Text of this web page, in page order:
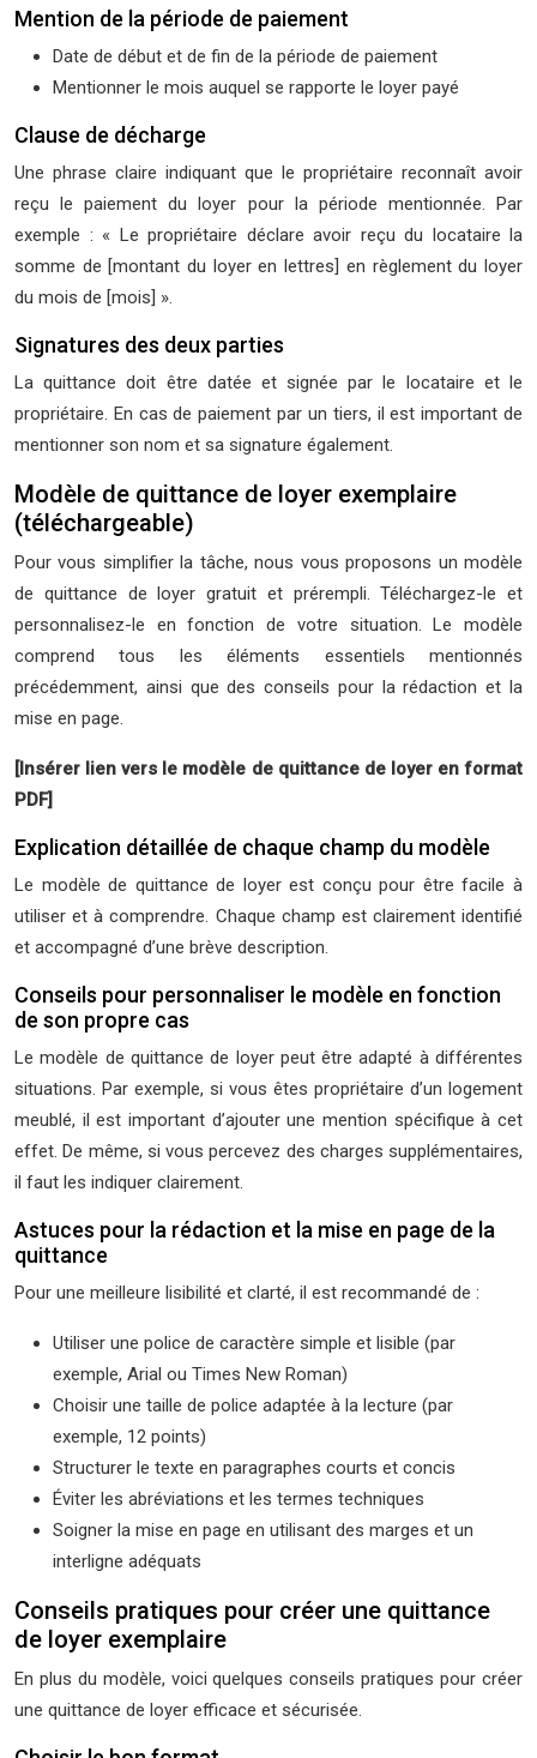
Mention de la période de paiement
Date de début et de fin de la période de paiement
Mentionner le mois auquel se rapporte le loyer payé
Clause de décharge
Une phrase claire indiquant que le propriétaire reconnaît avoir
reçu le paiement du loyer pour la période mentionnée. Par
exemple : « Le propriétaire déclare avoir reçu du locataire la
somme de [montant du loyer en lettres] en règlement du loyer
du mois de [mois] ».
Signatures des deux parties
La quittance doit être datée et signée par le locataire et le
propriétaire. En cas de paiement par un tiers, il est important de
mentionner son nom et sa signature également.
Modèle de quittance de loyer exemplaire
(téléchargeable)
Pour vous simplifier la tâche, nous vous proposons un modèle
de quittance de loyer gratuit et prérempli. Téléchargez-le et
personnalisez-le en fonction de votre situation. Le modèle
comprend tous les éléments essentiels mentionnés
précédemment, ainsi que des conseils pour la rédaction et la
mise en page.
[Insérer lien vers le modèle de quittance de loyer en format
PDF]
Explication détaillée de chaque champ du modèle
Le modèle de quittance de loyer est conçu pour être facile à
utiliser et à comprendre. Chaque champ est clairement identifié
et accompagné d’une brève description.
Conseils pour personnaliser le modèle en fonction
de son propre cas
Le modèle de quittance de loyer peut être adapté à différentes
situations. Par exemple, si vous êtes propriétaire d’un logement
meublé, il est important d’ajouter une mention spécifique à cet
effet. De même, si vous percevez des charges supplémentaires,
il faut les indiquer clairement.
Astuces pour la rédaction et la mise en page de la
quittance
Pour une meilleure lisibilité et clarté, il est recommandé de :
Utiliser une police de caractère simple et lisible (par
exemple, Arial ou Times New Roman)
Choisir une taille de police adaptée à la lecture (par
exemple, 12 points)
Structurer le texte en paragraphes courts et concis
Éviter les abréviations et les termes techniques
Soigner la mise en page en utilisant des marges et un
interligne adéquats
Conseils pratiques pour créer une quittance
de loyer exemplaire
En plus du modèle, voici quelques conseils pratiques pour créer
une quittance de loyer efficace et sécurisée.